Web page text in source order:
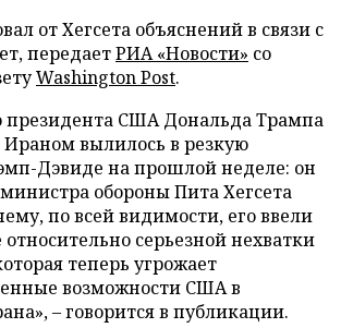
от Хегсета объяснений в связи с
передаетРИА «Новости» со
Washington Post.
президента США Дональда Трампа
вылилось в резкую
Дэвиде на прошлой неделе: он
обороны Пита Хегсета
по всей видимости, его ввели
серьезной нехватки
теперь угрожает
возможности США в
– говорится в публикации.